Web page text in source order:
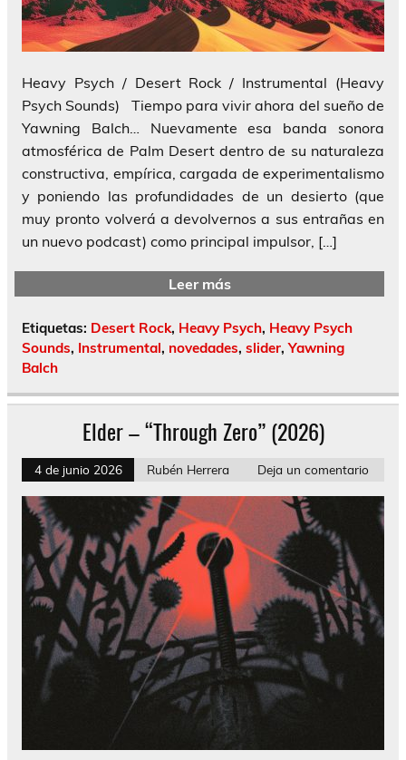
Heavy Psych / Desert Rock / Instrumental (Heavy
Psych Sounds) Tiempo para vivir ahora del sueño de
Yawning Balch… Nuevamente esa banda sonora
atmosférica de Palm Desert dentro de su naturaleza
constructiva, empírica, cargada de experimentalismo
y poniendo las profundidades de un desierto (que
muy pronto volverá a devolvernos a sus entrañas en
un nuevo podcast) como principal impulsor, […]
Leer más
Etiquetas: Desert Rock, Heavy Psych, Heavy Psych
Sounds, Instrumental, novedades, slider,Yawning
Balch
Elder – “Through Zero” (2026)
4 de junio 2026 Rubén Herrera Deja un comentario